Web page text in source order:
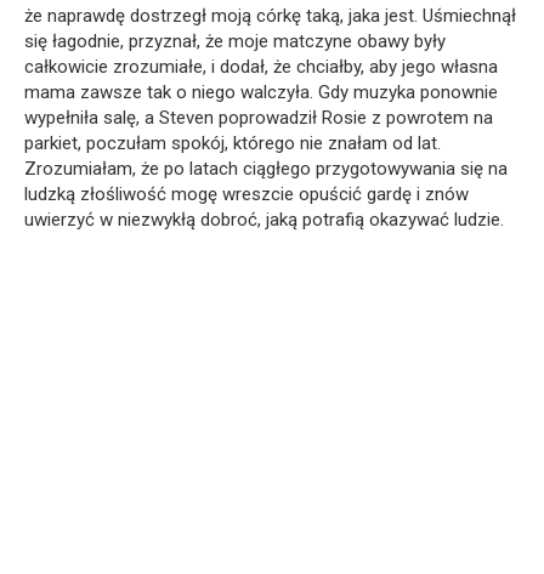
że naprawdę dostrzegł moją córkę taką, jaka jest. Uśmiechnął
się łagodnie, przyznał, że moje matczyne obawy były
całkowicie zrozumiałe, i dodał, że chciałby, aby jego własna
mama zawsze tak o niego walczyła. Gdy muzyka ponownie
wypełniła salę, a Steven poprowadził Rosie z powrotem na
parkiet, poczułam spokój, którego nie znałam od lat.
Zrozumiałam, że po latach ciągłego przygotowywania się na
ludzką złośliwość mogę wreszcie opuścić gardę i znów
uwierzyć w niezwykłą dobroć, jaką potrafią okazywać ludzie.